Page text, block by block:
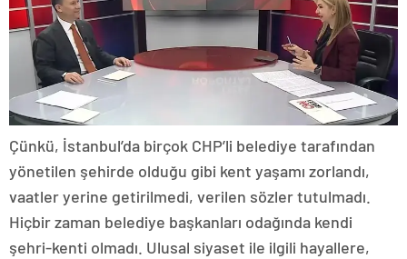
Çünkü, İstanbul’da birçok CHP’li belediye tarafından
yönetilen şehirde olduğu gibi kent yaşamı zorlandı,
vaatler yerine getirilmedi, verilen sözler tutulmadı.
Hiçbir zaman belediye başkanları odağında kendi
şehri-kenti olmadı. Ulusal siyaset ile ilgili hayallere,